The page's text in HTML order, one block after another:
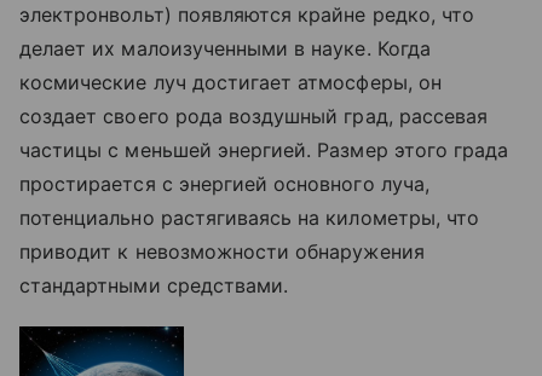
электронвольт) появляются крайне редко, что
делает их малоизученными в науке. Когда
космические луч достигает атмосферы, он
создает своего рода воздушный град, рассевая
частицы с меньшей энергией. Размер этого града
простирается с энергией основного луча,
потенциально растягиваясь на километры, что
приводит к невозможности обнаружения
стандартными средствами.